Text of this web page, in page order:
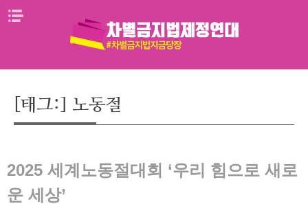
Skip
[태그:] 노동절
2025 세계노동절대회 ‘우리 힘으로 새로
운 세상’